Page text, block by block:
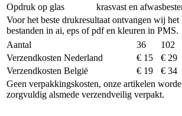
Opdruk op glas
krasvast en
Voor het beste drukresultaat ontvangen wij
bestanden in ai, eps of pdf en kleuren in PMS.
Aantal
36 102
Verzendkosten Nederland
€ 15 € 29
Verzendkosten België
€ 19 € 34
Geen verpakkingskosten, onze artikelen
zorgvuldig alsmede verzendveilig verpakt.